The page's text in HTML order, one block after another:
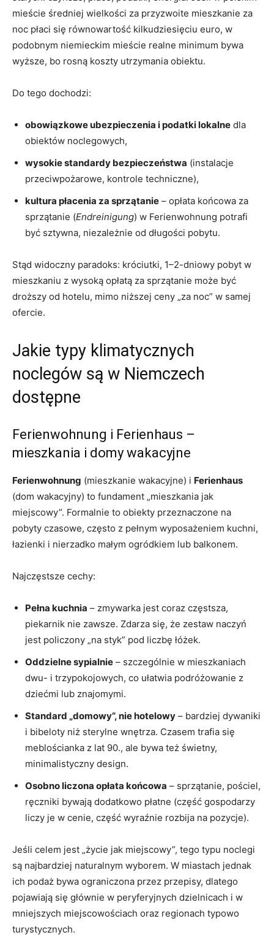
mieście średniej wielkości za przyzwoite mieszkanie za
noc płaci się równowartość kilkudziesięciu euro, w
podobnym niemieckim mieście realne minimum bywa
wyższe, bo rosną koszty utrzymania obiektu.
Do tego dochodzi:
obowiązkowe ubezpieczenia i podatki lokalne dla
obiektów noclegowych,
wysokie standardy bezpieczeństwa (instalacje
przeciwpożarowe, kontrole techniczne),
kultura płacenia za sprzątanie – opłata końcowa za
sprzątanie (Endreinigung) w Ferienwohnung potrafi
być sztywna, niezależnie od długości pobytu.
Stąd widoczny paradoks: króciutki, 1–2-dniowy pobyt w
mieszkaniu z wysoką opłatą za sprzątanie może być
droższy od hotelu, mimo niższej ceny „za noc” w samej
ofercie.
Jakie typy klimatycznych
noclegów są w Niemczech
dostępne
Ferienwohnung i Ferienhaus –
mieszkania i domy wakacyjne
Ferienwohnung (mieszkanie wakacyjne) i Ferienhaus
(dom wakacyjny) to fundament „mieszkania jak
miejscowy”. Formalnie to obiekty przeznaczone na
pobyty czasowe, często z pełnym wyposażeniem kuchni,
łazienki i nierzadko małym ogródkiem lub balkonem.
Najczęstsze cechy:
Pełna kuchnia – zmywarka jest coraz częstsza,
piekarnik nie zawsze. Zdarza się, że zestaw naczyń
jest policzony „na styk” pod liczbę łóżek.
Oddzielne sypialnie – szczególnie w mieszkaniach
dwu- i trzypokojowych, co ułatwia podróżowanie z
dziećmi lub znajomymi.
Standard „domowy”, nie hotelowy – bardziej dywaniki
i bibeloty niż sterylne wnętrza. Czasem trafia się
meblościanka z lat 90., ale bywa też świetny,
minimalistyczny design.
Osobno liczona opłata końcowa – sprzątanie, pościel,
ręczniki bywają dodatkowo płatne (część gospodarzy
liczy je w cenie, część wyraźnie rozbija na pozycje).
Jeśli celem jest „życie jak miejscowy”, tego typu noclegi
są najbardziej naturalnym wyborem. W miastach jednak
ich podaż bywa ograniczona przez przepisy, dlatego
pojawiają się głównie w peryferyjnych dzielnicach i w
mniejszych miejscowościach oraz regionach typowo
turystycznych.